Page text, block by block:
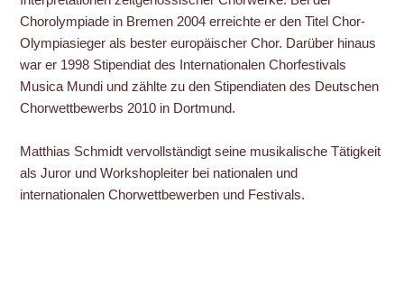
Chorolympiade in Bremen 2004 erreichte er den Titel Chor-
Olympiasieger als bester europäischer Chor. Darüber hinaus
war er 1998 Stipendiat des Internationalen Chorfestivals
Musica Mundi und zählte zu den Stipendiaten des Deutschen
Chorwettbewerbs 2010 in Dortmund.
Matthias Schmidt vervollständigt seine musikalische Tätigkeit
als Juror und Workshopleiter bei nationalen und
internationalen Chorwettbewerben und Festivals.